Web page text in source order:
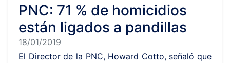
PNC: 71 % de homicidios
están ligados a pandillas
18/01/2019
El Director de la PNC, Howard Cotto, señaló que